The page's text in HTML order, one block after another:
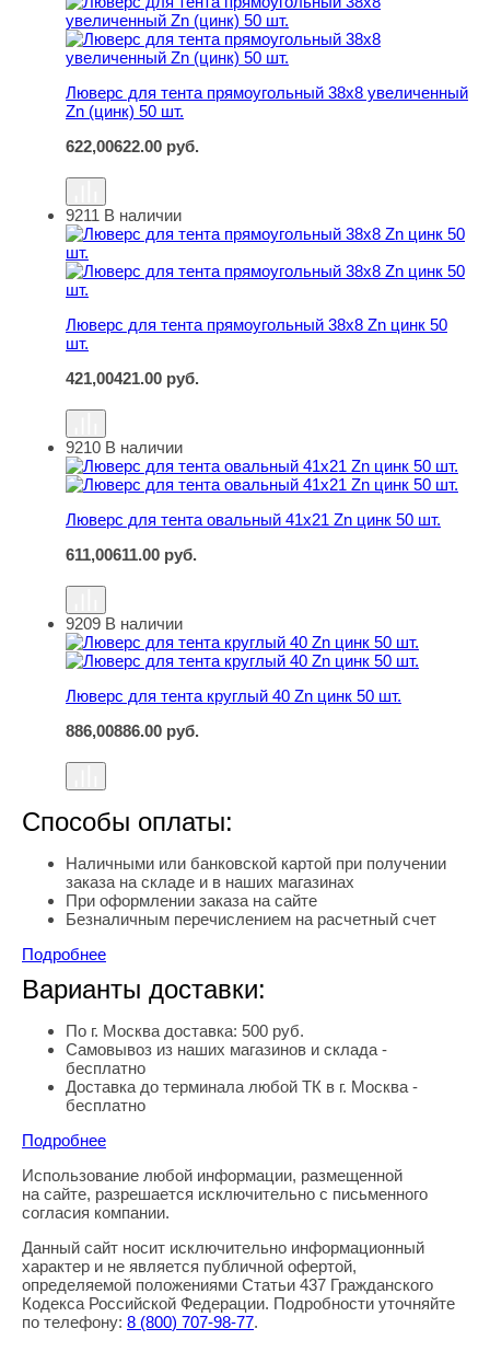
Люверс для тента прямоугольный 38х8 увеличенный
Zn (цинк) 50 шт.
622,00622.00 руб.
Люверс для тента прямоугольный 38х8 Zn цинк 50 шт.
9211 В наличии
Люверс для тента прямоугольный 38х8 Zn цинк 50
шт.
421,00421.00 руб.
Люверс для тента овальный 41х21 Zn цинк 50 шт.
9210 В наличии
Люверс для тента овальный 41х21 Zn цинк 50 шт.
611,00611.00 руб.
Люверс для тента круглый 40 Zn цинк 50 шт.
9209 В наличии
Люверс для тента круглый 40 Zn цинк 50 шт.
886,00886.00 руб.
Способы оплаты:
Наличными или банковской картой при получении
заказа на складе и в наших магазинах
При оформлении заказа на сайте
Безналичным перечислением на расчетный счет
Подробнее
Варианты доставки:
По г. Москва доставка: 500 руб.
Самовывоз из наших магазинов и склада -
бесплатно
Доставка до терминала любой ТК в г. Москва -
бесплатно
Подробнее
Правовая информация
Использование любой информации, размещенной
на сайте, разрешается исключительно с письменного
согласия компании.
Данный сайт носит исключительно информационный
характер и не является публичной офертой,
определяемой положениями Статьи 437 Гражданского
Кодекса Российской Федерации. Подробности уточняйте
по телефону: 8 (800) 707-98-77.